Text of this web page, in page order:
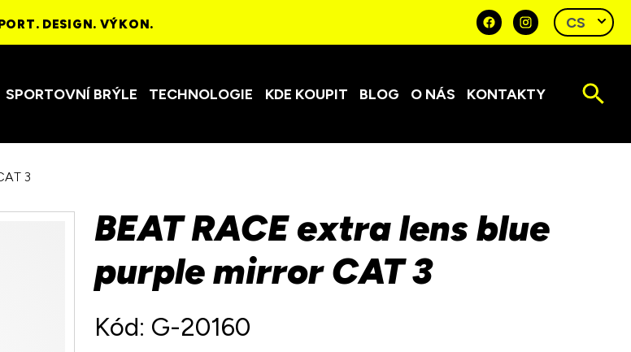
DESIGN. VÝKON.
SPORTOVNÍ BRÝLE TECHNOLOGIE KDE KOUPIT BLOG O NÁS KONTAKTY
3
BEAT RACE extra lens blue
purple mirror CAT 3
Kód: G-20160